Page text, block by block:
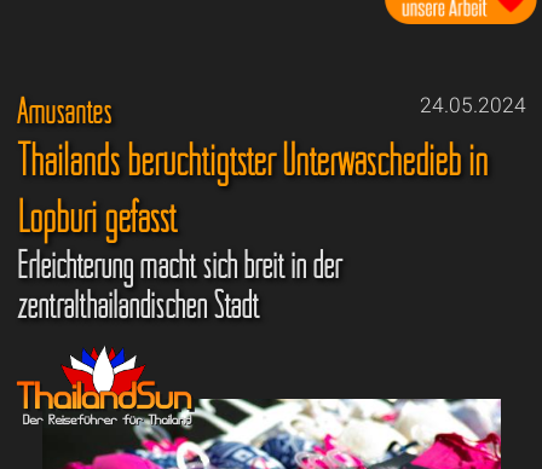
24.05.2024
Amüsantes
Thailands berüchtigtster Unterwäschedieb in
Lopburi gefasst
Erleichterung macht sich breit in der
zentralthailändischen Stadt